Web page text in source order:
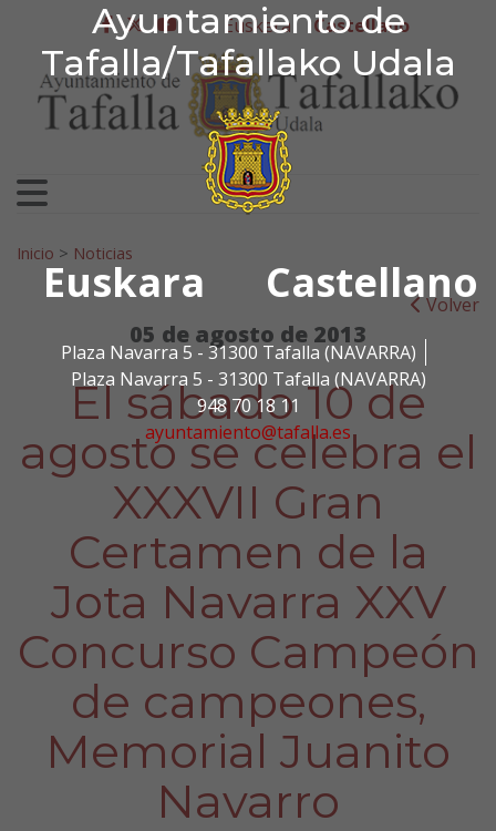
Ayuntamiento de
Tafalla/Tafallako Udala
Euskara Castellano
Plaza Navarra 5 - 31300 Tafalla (NAVARRA)
Plaza Navarra 5 - 31300 Tafalla (NAVARRA)
948 70 18 11
ayuntamiento@tafalla.es
Ir al contenido
Ayuntamiento de
facebook
twitter
youtube
Euskera Castellano
Search for:
Inicio > Noticias
Volver
05 de agosto de 2013
El sábado 10 de
agosto se celebra el
XXXVII Gran
Certamen de la
Jota Navarra XXV
Concurso Campeón
de campeones,
Memorial Juanito
Navarro